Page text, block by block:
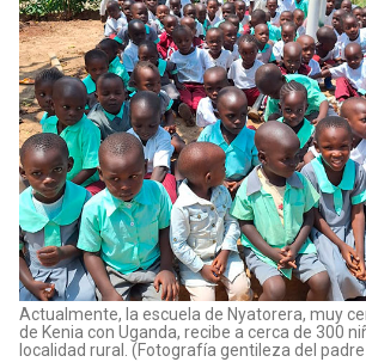
Actualmente, la escuela de Nyatorera, muy
de Kenia con Uganda, recibe a cerca de 300
localidad rural. (Fotografía gentileza del